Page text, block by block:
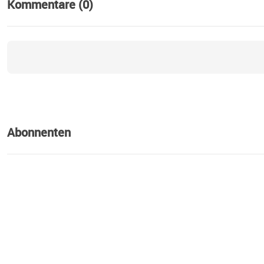
Kommentare (0)
Abonnenten